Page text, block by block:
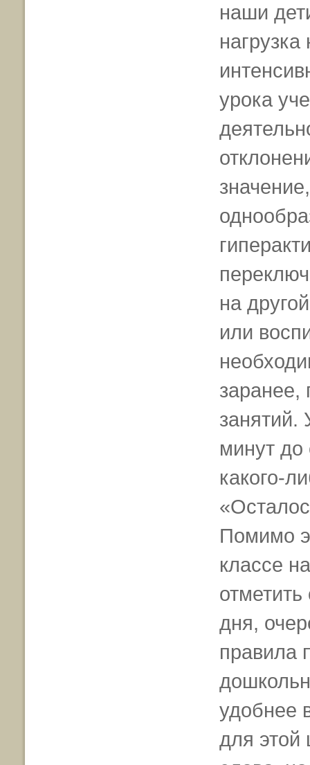
наши
урока
на
или
заранее,
занятий.
минут до
какого-
Помимо
классе
дня,
правила
удобнее
для этой